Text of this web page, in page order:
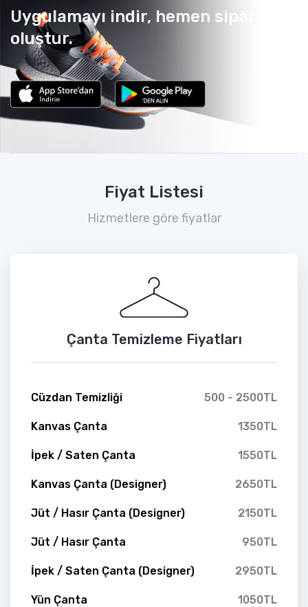
Uygulamayı indir, hemen sipariş
oluştur.
Fiyat Listesi
Hizmetlere göre fiyatlar
Çanta Temizleme Fiyatları
Cüzdan Temizliği 500 - 2500TL
Kanvas Çanta 1350TL
İpek / Saten Çanta 1550TL
Kanvas Çanta (Designer) 2650TL
Jüt / Hasır Çanta (Designer) 2150TL
Jüt / Hasır Çanta 950TL
İpek / Saten Çanta (Designer) 2950TL
Yün Çanta 1050TL